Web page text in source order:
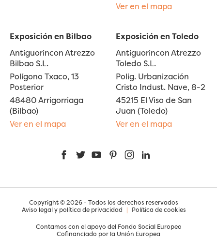
Ver en el mapa
Exposición en Bilbao
Antiguorincon Atrezzo
Bilbao S.L.
Polígono Txaco, 13
Posterior
48480 Arrigorriaga
(Bilbao)
Ver en el mapa
Exposición en Toledo
Antiguorincon Atrezzo
Toledo S.L.
Polig. Urbanización
Cristo Indust. Nave, 8-2
45215 El Viso de San
Juan (Toledo)
Ver en el mapa
FacebookTwitterYouTubePinterestInstagram
Copyright © 2026 - Todos los derechos reservados
Aviso legal y política de privacidad | Política de cookies
Contamos con el apoyo del Fondo Social Europeo
Cofinanciado por la Unión Europea